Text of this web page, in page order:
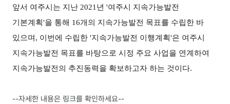
앞서 여주시는 지난 2021년 '여주시 지속가능발전
기본계획'을 통해 16개의 지속가능발전 목표를 수립한 바
있으며, 이번에 수립한 '지속가능발전 이행계획'은 여주시
지속가능발전 목표를 바탕으로 시정 주요 사업을 연계하여
지속가능발전의 추진동력을 확보하고자 하는 것이다.
--자세한 내용은 링크를 확인하세요--